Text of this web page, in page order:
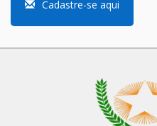
Cadastre-se aqui